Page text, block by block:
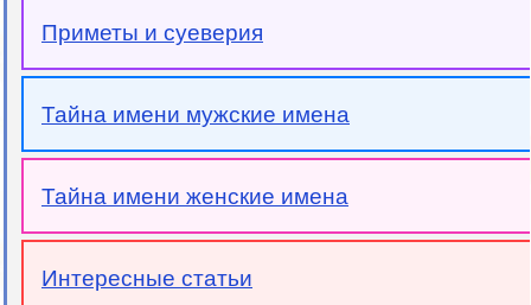
Приметы и суеверия
Тайна имени мужские имена
Тайна имени женские имена
Интересные статьи